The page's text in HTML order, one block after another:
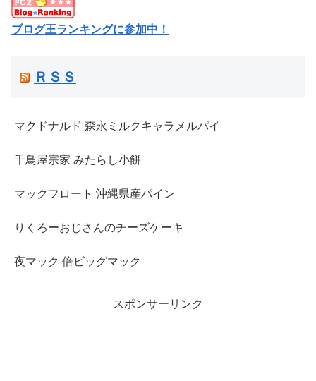
ブログ王ランキングに参加中！
ＲＳＳ
マクドナルド 森永ミルクキャラメルパイ
千鳥屋宗家 みたらし小餅
マックフロート 沖縄県産パイン
りくろーおじさんのチーズケーキ
夜マック 倍ビッグマック
スポンサーリンク